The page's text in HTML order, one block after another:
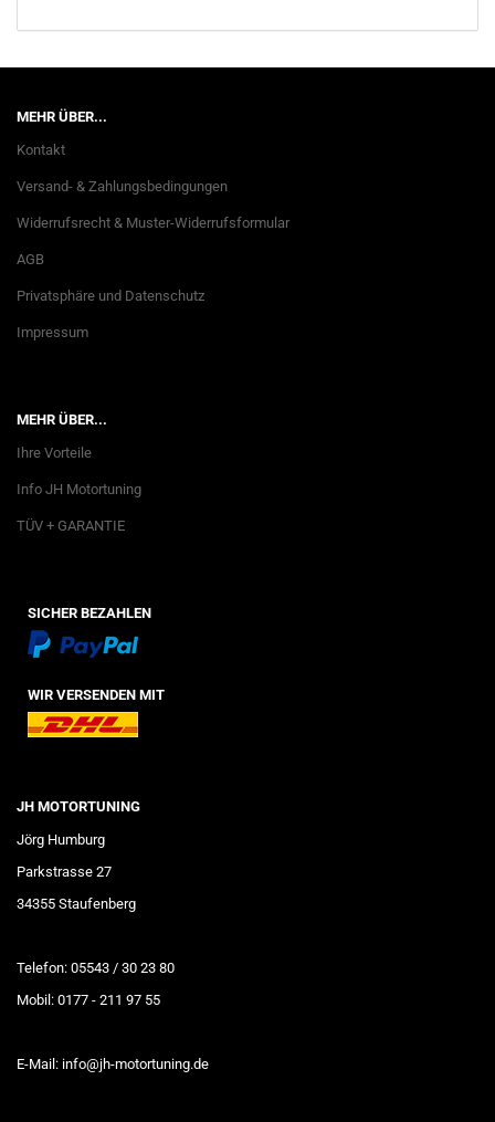
MEHR ÜBER...
Kontakt
Versand- & Zahlungsbedingungen
Widerrufsrecht & Muster-Widerrufsformular
AGB
Privatsphäre und Datenschutz
Impressum
MEHR ÜBER...
Ihre Vorteile
Info JH Motortuning
TÜV + GARANTIE
SICHER BEZAHLEN
WIR VERSENDEN MIT
JH MOTORTUNING
Jörg Humburg
Parkstrasse 27
34355 Staufenberg
Telefon: 05543 / 30 23 80
Mobil: 0177 - 211 97 55
E-Mail: info@jh-motortuning.de